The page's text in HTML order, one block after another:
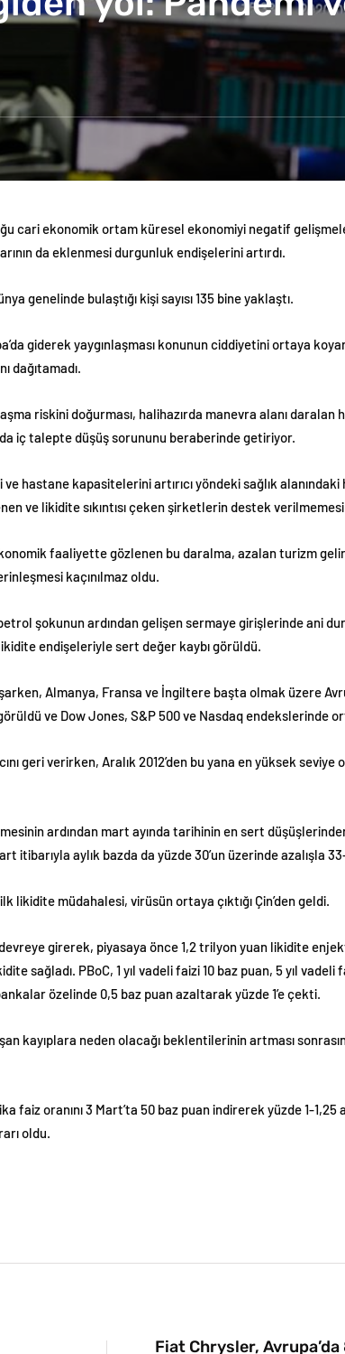
cari ekonomik ortam küresel ekonomiyi negatif
da eklenmesi durgunluk endişelerini artırdı.
genelinde bulaştığı kişi sayısı 135 bine yaklaştı.
giderek yaygınlaşması konunun ciddiyetini ortaya
dağıtamadı.
riskini doğurması, halihazırda manevra alanı
iç talepte düşüş sorununu beraberinde getiriyor.
hastane kapasitelerini artırıcı yöndeki sağlık
ve likidite sıkıntısı çeken şirketlerin destek
faaliyette gözlenen bu daralma, azalan turizm
kaçınılmaz oldu.
şokunun ardından gelişen sermaye girişlerinde ani
endişeleriyle sert değer kaybı görüldü.
Almanya, Fransa ve İngiltere başta olmak üzere
ve Dow Jones, S&P 500 ve Nasdaq endekslerinde
geri verirken, Aralık 2012’den bu yana en yüksek
ardından mart ayında tarihinin en sert
aylık bazda da yüzde 30’un üzerinde azalışla
likidite müdahalesi, virüsün ortaya çıktığı Çin’den geldi.
devreye girerek, piyasaya önce 1,2 trilyon yuan likidite
sağladı. PBoC, 1 yıl vadeli faizi 10 baz puan, 5 yıl vadeli
özelinde 0,5 baz puan azaltarak yüzde 1’e çekti.
kayıplara neden olacağı beklentilerinin artması
faiz oranını 3 Mart’ta 50 baz puan indirerek yüzde 1-
oldu.
Fiat Chrysler,